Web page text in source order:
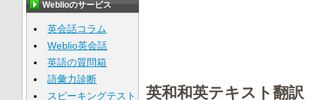
英和和英テキスト翻訳
Weblioのサービス
英会話コラム
Weblio英会話
英語の質問箱
語彙力診断
スピーキングテスト